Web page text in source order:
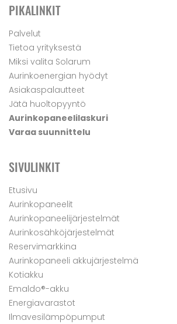
PIKALINKIT
Palvelut
Tietoa yrityksestä
Miksi valita Solarum
Aurinkoenergian hyödyt
Asiakaspalautteet
Jätä huoltopyyntö
Aurinkopaneelilaskuri
Varaa suunnittelu
SIVULINKIT
Etusivu
Aurinkopaneelit
Aurinkopaneelijärjestelmät
Aurinkosähköjärjestelmät
Reservimarkkina
Aurinkopaneeli akkujärjestelmä
Kotiakku
Emaldo®-akku
Energiavarastot
Ilmavesilämpöpumput